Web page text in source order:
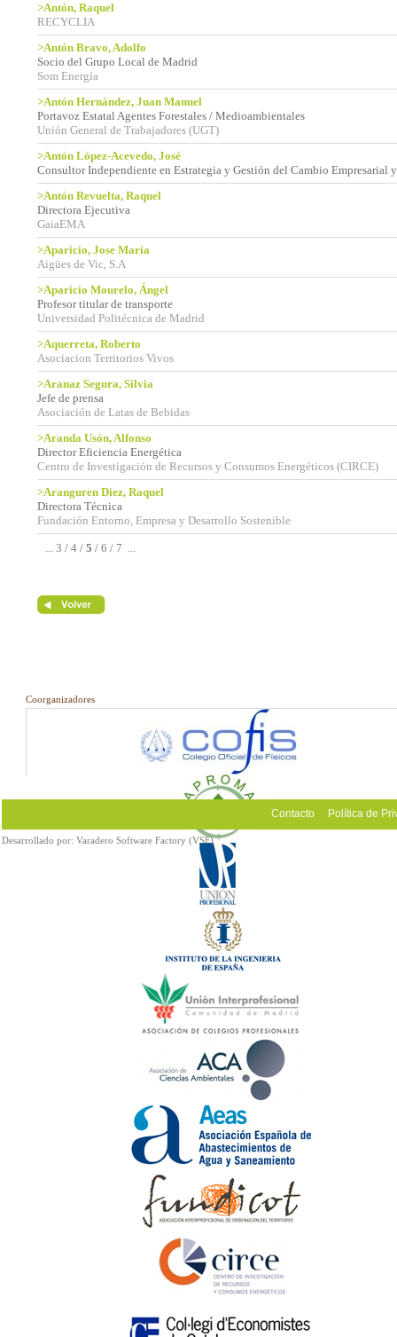
>Antón, Raquel
RECYCLIA
>Antón Bravo, Adolfo
Socio del Grupo Local de Madrid
Som Energía
>Antón Hernández, Juan Manuel
Portavoz Estatal Agentes Forestales / Medioambientales
Unión General de Trabajadores (UGT)
>Antón López-Acevedo, José
Consultor Independiente en Estrategia y Gestión del Cambio Empresarial
>Antón Revuelta, Raquel
Directora Ejecutiva
GaiaEMA
>Aparicio, Jose María
Aigües de Vic, S.A
>Aparicio Mourelo, Ángel
Profesor titular de transporte
Universidad Politécnica de Madrid
>Aquerreta, Roberto
Asociacion Territorios Vivos
>Aranaz Segura, Silvia
Jefe de prensa
Asociación de Latas de Bebidas
>Aranda Usón, Alfonso
Director Eficiencia Energética
Centro de Investigación de Recursos y Consumos Energéticos (CIRCE)
>Aranguren Diez, Raquel
Directora Técnica
Fundación Entorno, Empresa y Desarrollo Sostenible
... 3 / 4 / 5 / 6 / 7 ...
Coorganizadores
Contacto Política de
Desarrollado por: Varadero Software Factory (VSF)